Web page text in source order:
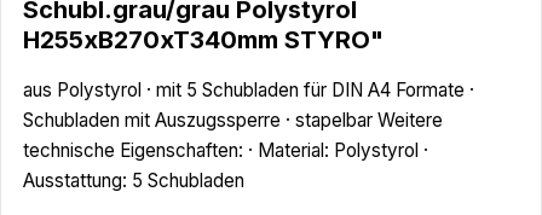
Schubl.grau/grau Polystyrol
H255xB270xT340mm STYRO"
aus Polystyrol · mit 5 Schubladen für DIN A4 Formate ·
Schubladen mit Auszugssperre · stapelbar Weitere
technische Eigenschaften: · Material: Polystyrol ·
Ausstattung: 5 Schubladen